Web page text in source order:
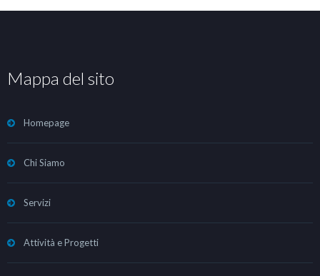
Mappa del sito
Homepage
Chi Siamo
Servizi
Attività e Progetti